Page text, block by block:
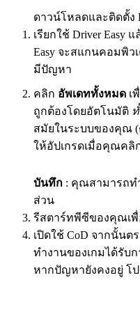
ดาวน์โหลดและติดตั้ง
เรียกใช้ Driver Easy
Easy จะสแกนคอมพิว
มีปัญหา
คลิก อัพเดททั้งหมด เ
ถูกต้องโดยอัตโนมัติ
สมัยในระบบของคุณ (
ให้อัปเกรดเมื่อคุณคลิ
บันทึก : คุณสามารถท
ส่วน
รีสตาร์ทพีซีของคุณเพื่
เปิดใช้ CoD จากนั้น
ทำงานของเกมได้รับ
หากปัญหายังคงอยู่ โ